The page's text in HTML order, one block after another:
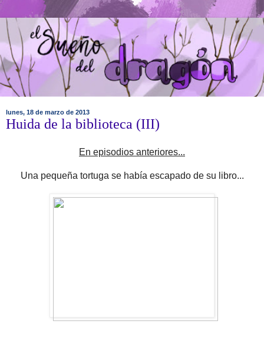
lunes, 18 de marzo de 2013
Huida de la biblioteca (III)
En episodios anteriores...
Una pequeña tortuga se había escapado de su libro...